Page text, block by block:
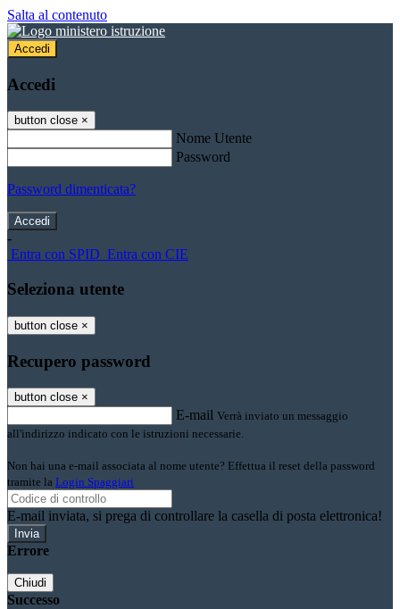
Salta al contenuto
Accedi
Accedi
button close ×
Nome Utente
Password
Password dimenticata?
-
Entra con SPID Entra con CIE
Seleziona utente
button close ×
Recupero password
button close ×
E-mail Verrà inviato un messaggio
all'indirizzo indicato con le istruzioni necessarie.
Non hai una e-mail associata al nome utente? Effettua il reset della password
tramite la Login Spaggiari
E-mail inviata, si prega di controllare la casella di posta elettronica!
Errore
Chiudi
Successo